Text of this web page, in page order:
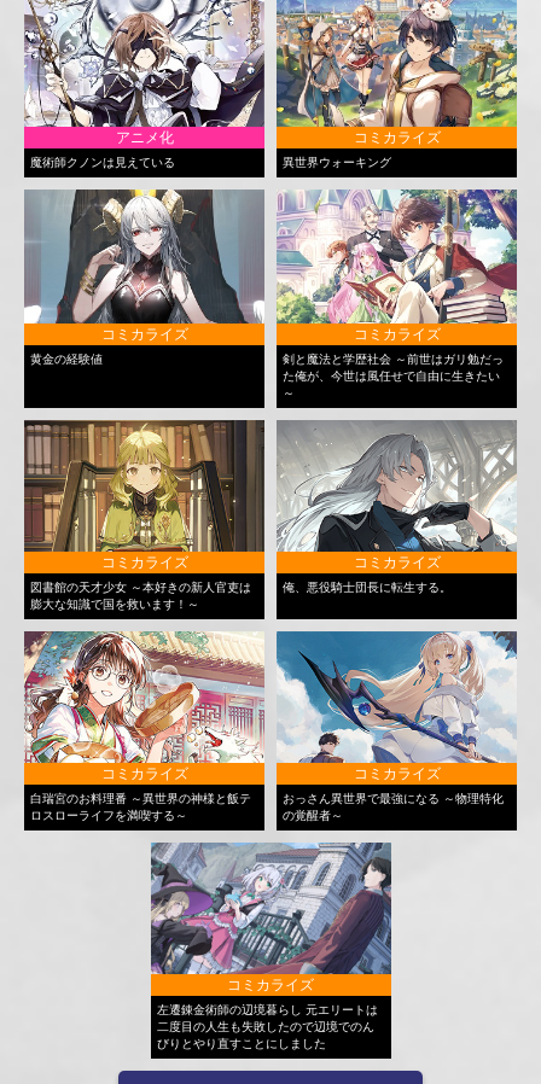
アニメ化
魔術師クノンは見えている
コミカライズ
異世界ウォーキング
コミカライズ
黄金の経験値
コミカライズ
剣と魔法と学歴社会 ～前世はガリ勉だっ
た俺が、今世は風任せで自由に生きたい
～
コミカライズ
図書館の天才少女 ～本好きの新人官吏は
膨大な知識で国を救います！～
コミカライズ
俺、悪役騎士団長に転生する。
コミカライズ
白瑞宮のお料理番 ～異世界の神様と飯テ
ロスローライフを満喫する～
コミカライズ
おっさん異世界で最強になる ～物理特化
の覚醒者～
コミカライズ
左遷錬金術師の辺境暮らし 元エリートは
二度目の人生も失敗したので辺境でのん
びりとやり直すことにしました